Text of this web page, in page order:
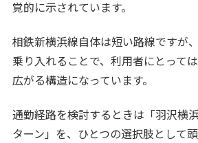
覚的に示されています。
相鉄新横浜線自体は短い路線ですが
乗り入れることで、利用者にとって
広がる構造になっています。
通勤経路を検討するときは「羽沢横
ターン」を、ひとつの選択肢として